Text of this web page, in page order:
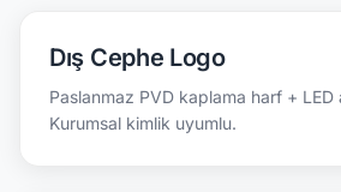
Dış Cephe Logo
Paslanmaz PVD kaplama harf + LED
Kurumsal kimlik uyumlu.